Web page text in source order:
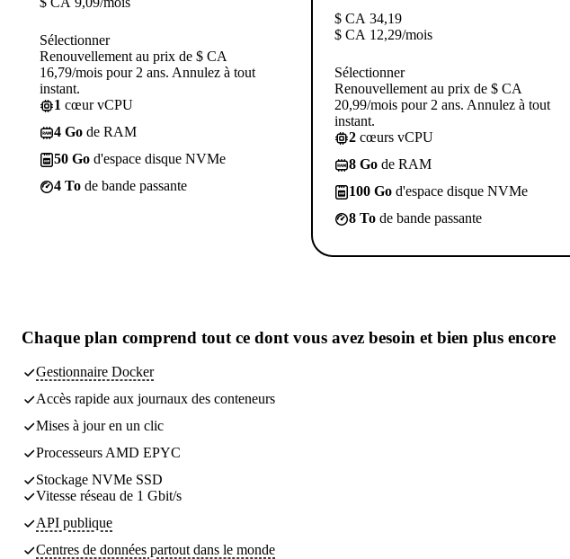
Sélectionner
Renouvellement au prix de $ CA
16,79/mois pour 2 ans. Annulez à tout
instant.
1 cœur vCPU
4 Go de RAM
50 Go d'espace disque NVMe
4 To de bande passante
$ CA 34,19
$ CA 12,29/mois
Sélectionner
Renouvellement au prix de $ CA
20,99/mois pour 2 ans. Annulez à tout
instant.
2 cœurs vCPU
8 Go de RAM
100 Go d'espace disque NVMe
8 To de bande passante
Chaque plan comprend tout ce dont vous avez besoin et bien plus encore
Gestionnaire Docker
Accès rapide aux journaux des conteneurs
Mises à jour en un clic
Processeurs AMD EPYC
Stockage NVMe SSD
Vitesse réseau de 1 Gbit/s
API publique
Centres de données partout dans le monde